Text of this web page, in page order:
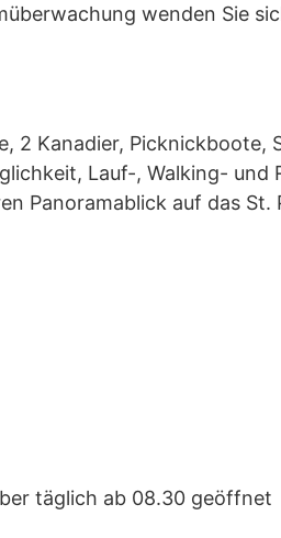
wenden Sie
Kanadier, Picknickboote,
Lauf-, Walking- und
Panoramablick auf das St.
täglich ab 08.30 geöffnet